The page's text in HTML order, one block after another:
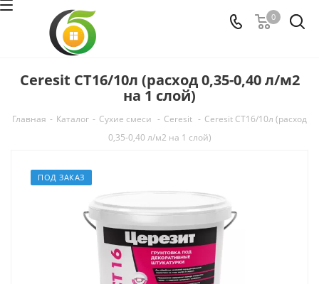
0
Ceresit CT16/10л (расход 0,35-0,40 л/м2
на 1 слой)
Главная - Каталог - Сухие смеси - Ceresit - Ceresit CT16/10л (расход
0,35-0,40 л/м2 на 1 слой)
ПОД ЗАКАЗ